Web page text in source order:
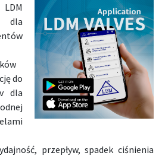
dla
do
dla
przepływ, spadek ciśnienia